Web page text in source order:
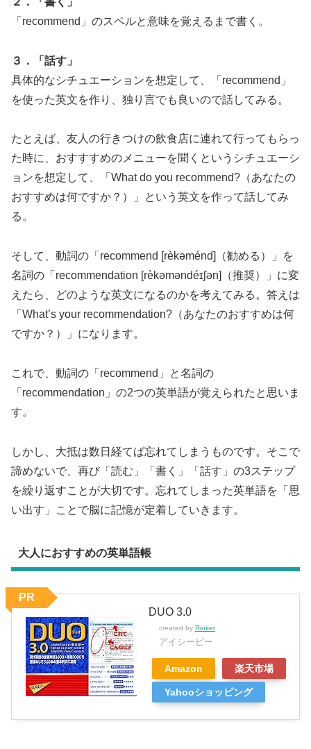
「recommend」のスペルと意味を覚えるまで書く。
３．「話す」
具体的なシチュエーションを想定して、「recommend」
を使った英文を作り、独り言でも良いので話してみる。
たとえば、友人の行きつけの飲食店に連れて行ってもらっ
た時に、おすすすめのメニューを聞くというシチュエーシ
ョンを想定して、「What do you recommend?（あなたの
おすすめは何ですか？）」という英文を作って話してみ
る。
そして、動詞の「recommend [rèkəménd]（勧める）」を
名詞の「recommendation [rèkəməndéɪʃən]（推奨）」に変
えたら、どのような英文になるのかを考えてみる。答えは
「What’s your recommendation?（あなたのおすすめは何
ですか？）」になります。
これで、動詞の「recommend」と名詞の
「recommendation」の2つの英単語が覚えられたと思いま
す。
しかし、大抵は数日経てば忘れてしまうものです。そこで
諦めないで、再び「読む」「書く」「話す」の3ステップ
を繰り返すことが大切です。忘れてしまった英単語を「思
い出す」ことで脳に記憶が定着していきます。
大人におすすめの英単語帳
DUO 3.0
created by Rinker
アイシーピー
Amazon 楽天市場
Yahooショッピング
PR